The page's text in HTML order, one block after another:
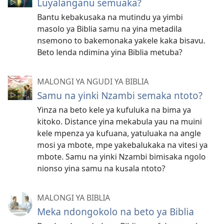
Luyalanganu semuaka?
Bantu kebakusaka na mutindu ya yimbi
masolo ya Biblia samu na yina metadila
nsemono to bakemonaka yakele kaka bisavu.
Beto lenda ndimina yina Biblia metuba?
MALONGI YA NGUDI YA BIBLIA
Samu na yinki Nzambi semaka ntoto?
Yinza na beto kele ya kufuluka na bima ya
kitoko. Distance yina mekabula yau na muini
kele mpenza ya kufuana, yatuluaka na angle
mosi ya mbote, mpe yakebalukaka na vitesi ya
mbote. Samu na yinki Nzambi bimisaka ngolo
nionso yina samu na kusala ntoto?
MALONGI YA BIBLIA
Meka ndongokolo na beto ya Biblia